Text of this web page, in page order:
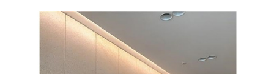
２．便利：只要手機號碼，簡訊認證，即可結帳。
３．安心：先確認商品／服務後，再付款。
【「AFTEE先享後付」結帳流程】
１．於結帳方式選擇「AFTEE先享後付」後，將跳轉至「AFTEE先享後付」
結帳頁面，進行簡訊認證並確認金額後，即可完成結帳。
運送方式
全家取貨付款
每筆NT$80，滿NT$1,500(含以上)免運費